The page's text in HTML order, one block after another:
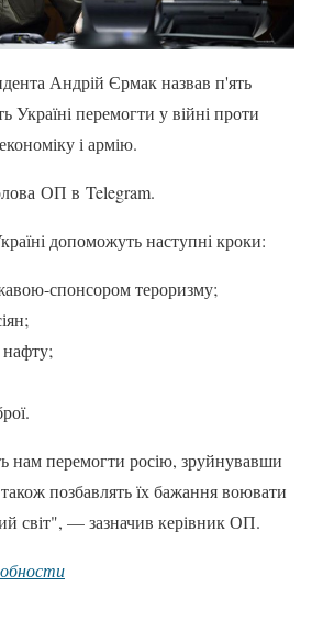
Андрій Єрмак назвав п'ять
Україні перемогти у війні проти
і армію.
ОП в Telegram.
допоможуть наступні кроки:
спонсором тероризму;
нам перемогти росію, зруйнувавши
позбавлять їх бажання воювати
світ", — зазначив керівник ОП.